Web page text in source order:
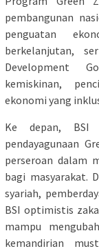
pembangunan
penguatan
berkelanjutan,
Development
kemiskinan,
ekonomi yang
Ke depan, BSI
pendayagunaan
perseroan dalam
bagi masyarakat.
syariah,
BSI optimistis
mampu
kemandirian